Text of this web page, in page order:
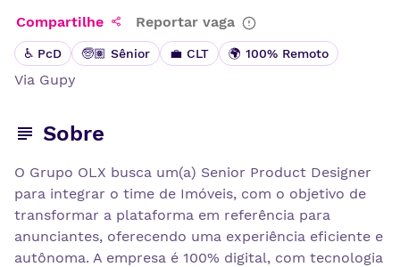
Compartilhe Reportar vaga
♿ PcD 🧓🏽 Sênior 💼 CLT 🌍 100% Remoto
Via Gupy
Sobre
O Grupo OLX busca um(a) Senior Product Designer
para integrar o time de Imóveis, com o objetivo de
transformar a plataforma em referência para
anunciantes, oferecendo uma experiência eficiente e
autônoma. A empresa é 100% digital, com tecnologia